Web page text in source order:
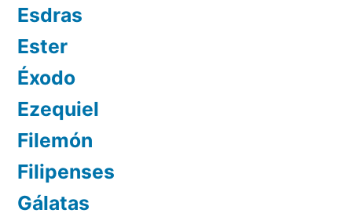
Esdras
Ester
Éxodo
Ezequiel
Filemón
Filipenses
Gálatas